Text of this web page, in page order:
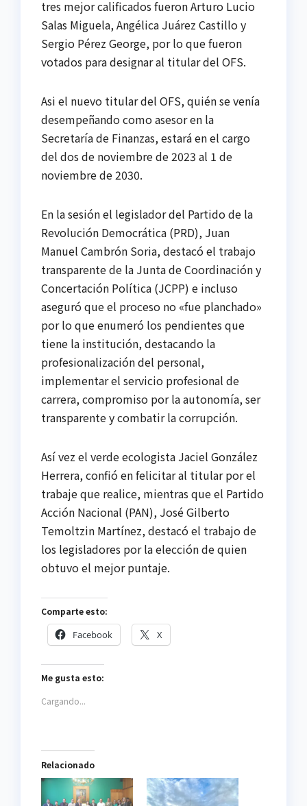
tres mejor calificados fueron Arturo Lucio
Salas Miguela, Angélica Juárez Castillo y
Sergio Pérez George, por lo que fueron
votados para designar al titular del OFS.
Asi el nuevo titular del OFS, quién se venía
desempeñando como asesor en la
Secretaría de Finanzas, estará en el cargo
del dos de noviembre de 2023 al 1 de
noviembre de 2030.
En la sesión el legislador del Partido de la
Revolución Democrática (PRD), Juan
Manuel Cambrón Soria, destacó el trabajo
transparente de la Junta de Coordinación y
Concertación Política (JCPP) e incluso
aseguró que el proceso no «fue planchado»
por lo que enumeró los pendientes que
tiene la institución, destacando la
profesionalización del personal,
implementar el servicio profesional de
carrera, compromiso por la autonomía, ser
transparente y combatir la corrupción.
Así vez el verde ecologista Jaciel González
Herrera, confió en felicitar al titular por el
trabaje que realice, mientras que el Partido
Acción Nacional (PAN), José Gilberto
Temoltzin Martínez, destacó el trabajo de
los legisladores por la elección de quien
obtuvo el mejor puntaje.
Comparte esto:
Facebook X
Me gusta esto:
Cargando...
Relacionado